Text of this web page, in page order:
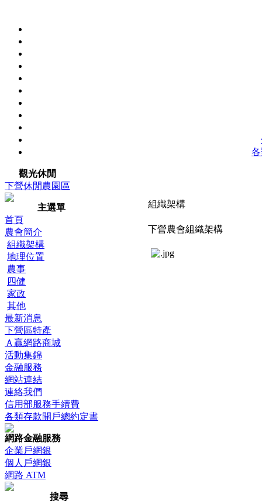
觀光休閒
下營休閒農園區
主選單
首頁
農會簡介
組織架構
地理位置
農事
四健
家政
其他
最新消息
下營區特產
Ａ贏網路商城
活動集錦
金融服務
網站連結
連絡我們
信用部服務手續費
各類存款開戶總約定書
網路金融服務
企業戶網銀
個人戶網銀
網路 ATM
搜尋
組織架構
下營農會組織架構